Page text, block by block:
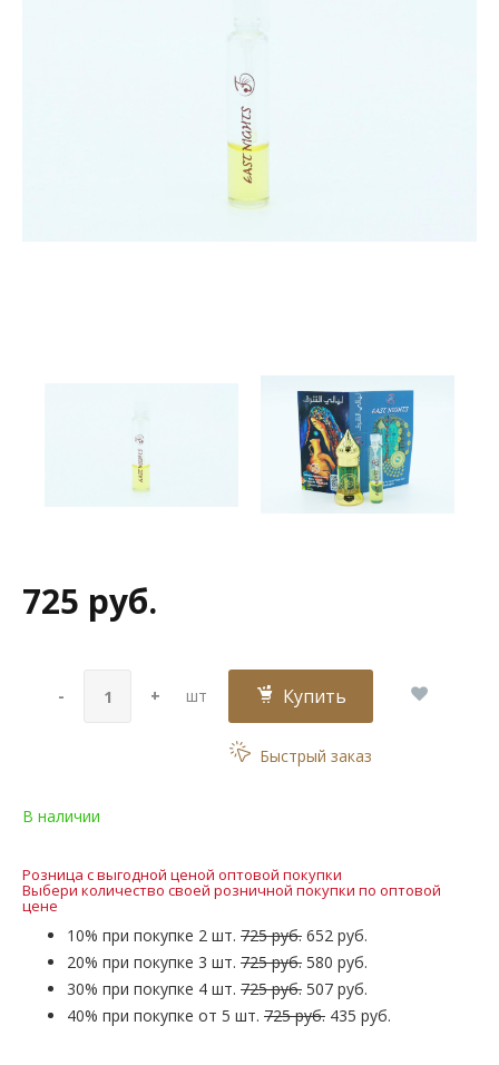
725 руб.
- + шт Купить
Быстрый заказ
В наличии
Розница с выгодной ценой оптовой покупки
Выбери количество своей розничной покупки по оптовой
цене
10% при покупке 2 шт. 725 руб. 652 руб.
20% при покупке 3 шт. 725 руб. 580 руб.
30% при покупке 4 шт. 725 руб. 507 руб.
40% при покупке от 5 шт. 725 руб. 435 руб.